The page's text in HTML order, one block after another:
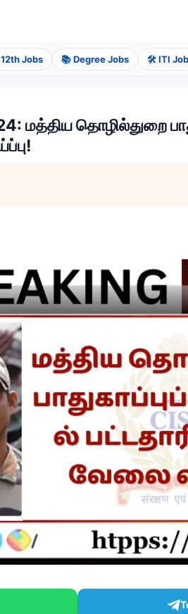
Jobs 📚 Degree Jobs 🛠️ ITI
மத்திய தொழில்துறை